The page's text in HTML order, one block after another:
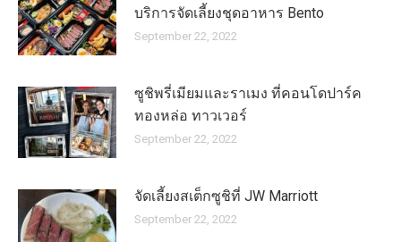
บริการจัดเลี้ยงชุดอาหาร Bento
September 22, 2022
ซูชิพรี่เมียมและราเมง ที่คอนโดปาร์ค
ทองหล่อ ทาวเวอร์
September 22, 2022
จัดเลี้ยงสเต็กซูชิที่ JW Marriott
September 22, 2022